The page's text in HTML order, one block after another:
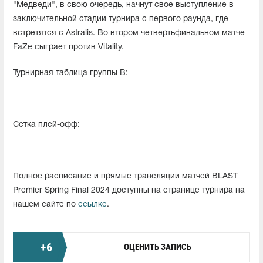
"Медведи", в свою очередь, начнут свое выступление в
заключительной стадии турнира с первого раунда, где
встретятся с Astralis. Во втором четвертьфинальном матче
FaZe сыграет против Vitality.
Турнирная таблица группы B:
Сетка плей-офф:
Полное расписание и прямые трансляции матчей BLAST
Premier Spring Final 2024 доступны на странице турнира на
нашем сайте по ссылке.
+6 ОЦЕНИТЬ ЗАПИСЬ